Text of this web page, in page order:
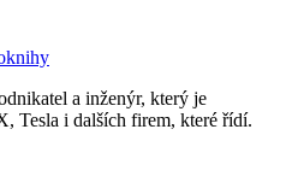
a inženýr, který je
Tesla i dalších firem, které řídí.